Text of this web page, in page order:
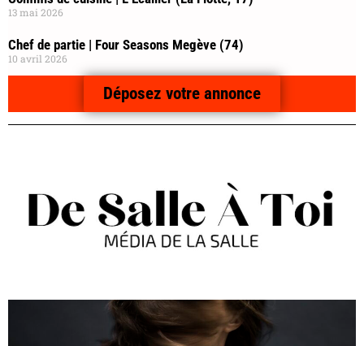
13 mai 2026
Chef de partie | Four Seasons Megève (74)
10 avril 2026
Déposez votre annonce